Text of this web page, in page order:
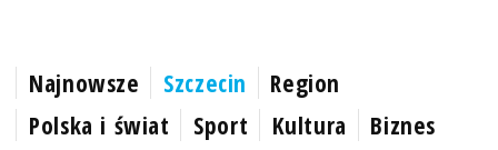
Najnowsze Szczecin
Region
Polska i świat
Sport Kultura
Biznes